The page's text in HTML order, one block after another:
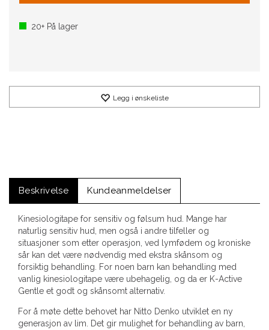
20+ På lager
Legg i ønskeliste
Beskrivelse Kundeanmeldelser
Kinesiologitape for sensitiv og følsum hud. Mange har
naturlig sensitiv hud, men også i andre tilfeller og
situasjoner som etter operasjon, ved lymfødem og kroniske
sår kan det være nødvendig med ekstra skånsom og
forsiktig behandling. For noen barn kan behandling med
vanlig kinesiologitape være ubehagelig, og da er K-Active
Gentle et godt og skånsomt alternativ.
For å møte dette behovet har Nitto Denko utviklet en ny
generasjon av lim. Det gir mulighet for behandling av barn,